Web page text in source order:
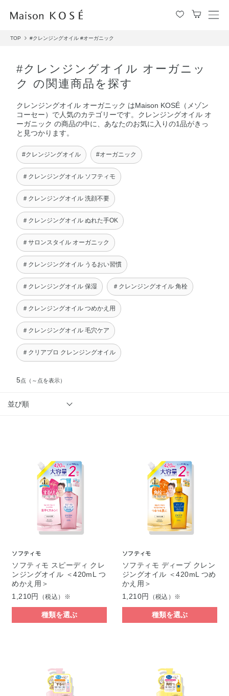
メ
TOP #クレンジングオイル #オーガニック
#クレンジングオイル オーガニッ
ク の関連商品を探す
クレンジングオイル オーガニック はMaison KOSÉ（メゾン
コーセー）で人気のカテゴリーです。クレンジングオイル オ
ーガニック の商品の中に、あなたのお気に入りの1品がきっ
と見つかります。
#クレンジングオイル #オーガニック
＃クレンジングオイル ソフティモ
＃クレンジングオイル 洗顔不要
＃クレンジングオイル ぬれた手OK
＃サロンスタイル オーガニック
＃クレンジングオイル うるおい習慣
＃クレンジングオイル 保湿 ＃クレンジングオイル 角栓
＃クレンジングオイル つめかえ用
＃クレンジングオイル 毛穴ケア
＃クリアプロ クレンジングオイル
5点 （～点を表示）
並び順
ソフティモ
ソフティモ スピーディ クレ
ンジングオイル ＜420mL つ
めかえ用＞
1,210円
（税込）※
種類を選ぶ
ソフティモ
ソフティモ ディープ クレン
ジングオイル ＜420mL つめ
かえ用＞
1,210円
（税込）※
種類を選ぶ